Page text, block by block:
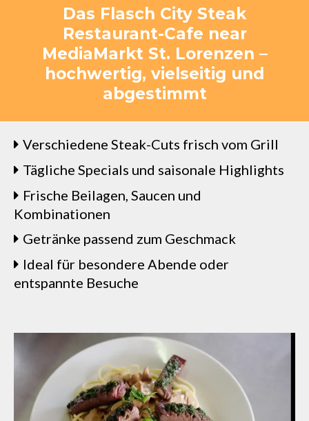
Das Flasch City Steak
Restaurant-Cafe near
MediaMarkt St. Lorenzen –
hochwertig, vielseitig und
abgestimmt
Verschiedene Steak-Cuts frisch vom Grill
Tägliche Specials und saisonale Highlights
Frische Beilagen, Saucen und
Kombinationen
Getränke passend zum Geschmack
Ideal für besondere Abende oder
entspannte Besuche